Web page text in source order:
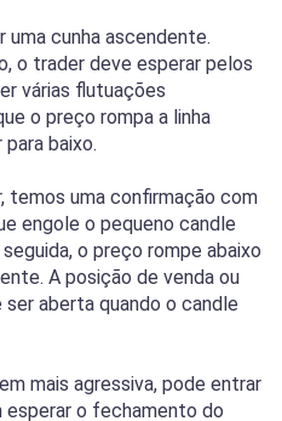
uma cunha ascendente.
o trader deve esperar pelos
várias flutuações
o preço rompa a linha
baixo.
temos uma confirmação com
engole o pequeno candle
o preço rompe abaixo
A posição de venda ou
aberta quando o candle
mais agressiva, pode entrar
esperar o fechamento do